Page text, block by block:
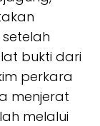
bukti dari
perkara
menjerat
melalui